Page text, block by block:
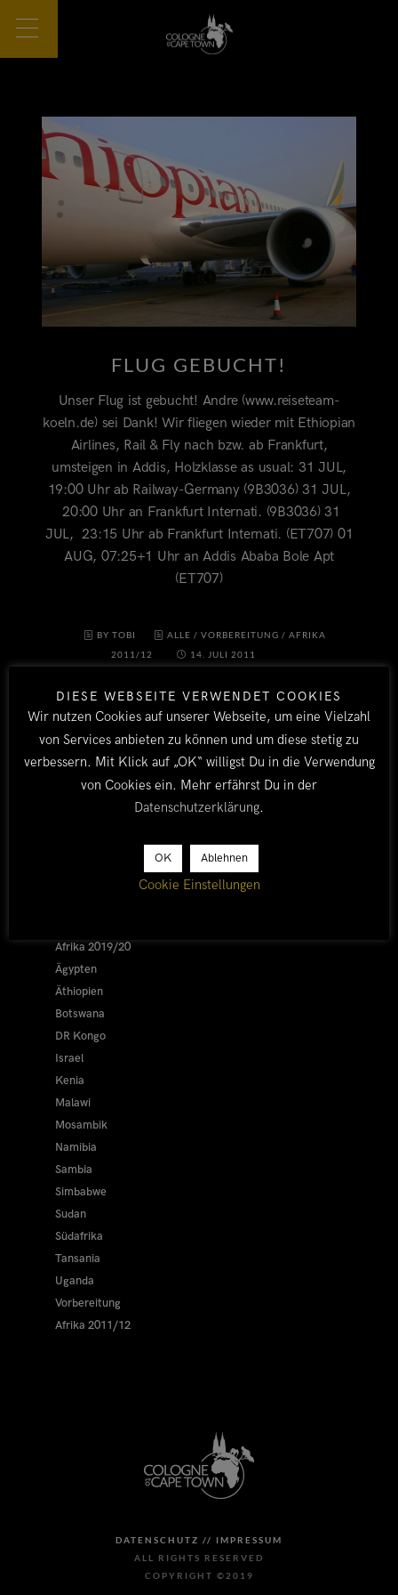
FLUG GEBUCHT!
Unser Flug ist gebucht! Andre (www.reiseteam-
koeln.de) sei Dank! Wir fliegen wieder mit Ethiopian
Airlines, Rail & Fly nach bzw. ab Frankfurt,
umsteigen in Addis, Holzklasse as usual: 31 JUL,
19:00 Uhr ab Railway-Germany (9B3036) 31 JUL,
20:00 Uhr an Frankfurt Internati. (9B3036) 31
JUL, 23:15 Uhr ab Frankfurt Internati. (ET707) 01
AUG, 07:25+1 Uhr an Addis Ababa Bole Apt
(ET707)
BY TOBI ALLE / VORBEREITUNG / AFRIKA
2011/12
14. JULI 2011
LÄNDER
Afrika 2019/20
Ägypten
Äthiopien
Botswana
DR Kongo
Israel
Kenia
Malawi
Mosambik
Namibia
Sambia
Simbabwe
Sudan
Südafrika
Tansania
Uganda
Vorbereitung
Afrika 2011/12
DATENSCHUTZ // IMPRESSUM
ALL RIGHTS RESERVED
COPYRIGHT ©2019
DIESE WEBSEITE VERWENDET COOKIES
Wir nutzen Cookies auf unserer Webseite, um eine Vielzahl
von Services anbieten zu können und um diese stetig zu
verbessern. Mit Klick auf „OK“ willigst Du in die Verwendung
von Cookies ein. Mehr erfährst Du in der
Datenschutzerklärung.
OK Ablehnen
Cookie Einstellungen